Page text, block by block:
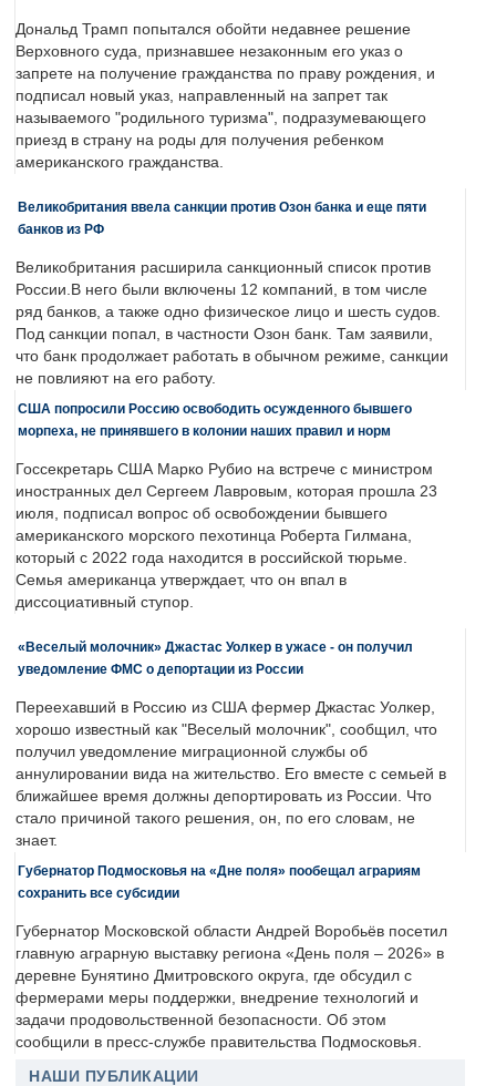
Дональд Трамп попытался обойти недавнее решение
Верховного суда, признавшее незаконным его указ о
запрете на получение гражданства по праву рождения, и
подписал новый указ, направленный на запрет так
называемого "родильного туризма", подразумевающего
приезд в страну на роды для получения ребенком
американского гражданства.
Великобритания ввела санкции против Озон банка и еще пяти
банков из РФ
Великобритания расширила санкционный список против
России.В него были включены 12 компаний, в том числе
ряд банков, а также одно физическое лицо и шесть судов.
Под санкции попал, в частности Озон банк. Там заявили,
что банк продолжает работать в обычном режиме, санкции
не повлияют на его работу.
США попросили Россию освободить осужденного бывшего
морпеха, не принявшего в колонии наших правил и норм
Госсекретарь США Марко Рубио на встрече с министром
иностранных дел Сергеем Лавровым, которая прошла 23
июля, подписал вопрос об освобождении бывшего
американского морского пехотинца Роберта Гилмана,
который с 2022 года находится в российской тюрьме.
Семья американца утверждает, что он впал в
диссоциативный ступор.
«Веселый молочник» Джастас Уолкер в ужасе - он получил
уведомление ФМС о депортации из России
Переехавший в Россию из США фермер Джастас Уолкер,
хорошо известный как "Веселый молочник", сообщил, что
получил уведомление миграционной службы об
аннулировании вида на жительство. Его вместе с семьей в
ближайшее время должны депортировать из России. Что
стало причиной такого решения, он, по его словам, не
знает.
Губернатор Подмосковья на «Дне поля» пообещал аграриям
сохранить все субсидии
Губернатор Московской области Андрей Воробьёв посетил
главную аграрную выставку региона «День поля – 2026» в
деревне Бунятино Дмитровского округа, где обсудил с
фермерами меры поддержки, внедрение технологий и
задачи продовольственной безопасности. Об этом
сообщили в пресс-службе правительства Подмосковья.
НАШИ ПУБЛИКАЦИИ